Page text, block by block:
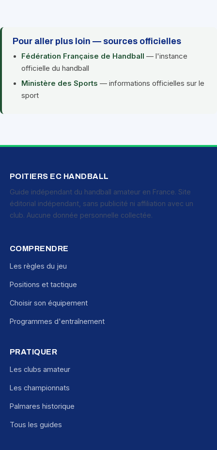
Pour aller plus loin — sources officielles
Fédération Française de Handball — l'instance
officielle du handball
Ministère des Sports — informations officielles sur le
sport
POITIERS EC HANDBALL
Guide indépendant du handball amateur en France. Site
éditorial indépendant, sans publicité ni affiliation avec un
club. Aucune donnée personnelle collectée.
COMPRENDRE
Les règles du jeu
Positions et tactique
Choisir son équipement
Programmes d'entraînement
PRATIQUER
Les clubs amateur
Les championnats
Palmares historique
Tous les guides